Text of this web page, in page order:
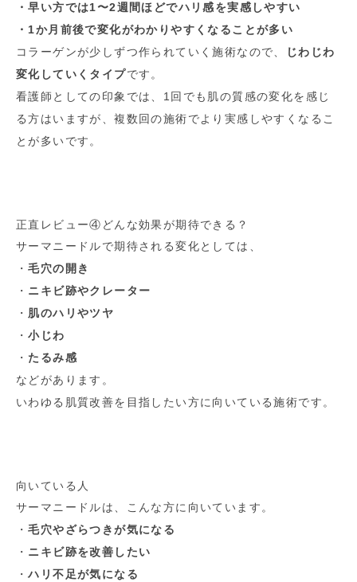
・早い方では1〜2週間ほどでハリ感を実感しやすい
・1か月前後で変化がわかりやすくなることが多い
コラーゲンが少しずつ作られていく施術なので、
じわじわ
変化していくタイプです。
看護師としての印象では、1回でも肌の質感の変化を感じ
る方はいますが、複数回の施術でより実感しやすくなるこ
とが多いです。
正直レビュー④どんな効果が期待できる？
サーマニードルで期待される変化としては、
・毛穴の開き
・ ニキビ跡やクレーター
・ 肌のハリやツヤ
・小じわ
・ たるみ感
などがあります。
いわゆる肌質改善を目指したい方に向いている施術です。
向いている人
サーマニードルは、こんな方に向いています。
・毛穴やざらつきが気になる
・ ニキビ跡を改善したい
・ハリ不足が気になる